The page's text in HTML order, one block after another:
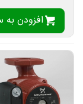
افزودن به